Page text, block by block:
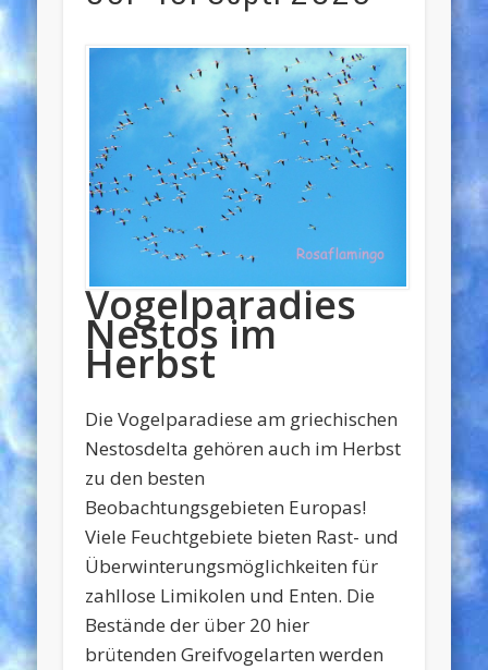
Vogelparadies
Nestos im
Herbst
Die Vogelparadiese am griechischen
Nestosdelta gehören auch im Herbst
zu den besten
Beobachtungsgebieten Europas!
Viele Feuchtgebiete bieten Rast- und
Überwinterungsmöglichkeiten für
zahllose Limikolen und Enten. Die
Bestände der über 20 hier
brütenden Greifvogelarten werden